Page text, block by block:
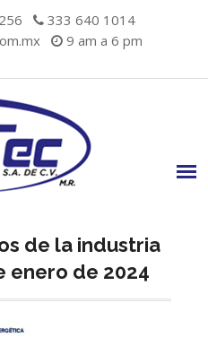
333 640 1014
9 am a 6 pm
de la industria
enero de 2024